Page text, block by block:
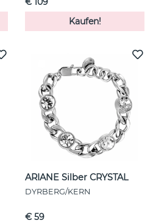
Kaufen!
ARIANE Silber CRYSTAL
DYRBERG/KERN
€ 59